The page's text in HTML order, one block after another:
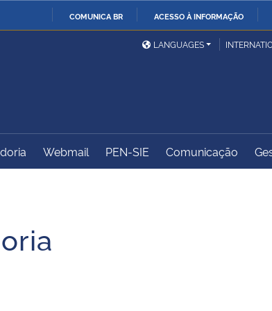
COMUNICA BR ACESSO À INFORMAÇÃO
da Defesa
Ministério das Relações
Exteriores
do
Controladoria-Geral da
Geral da União
LANGUAGES
Webmail PEN-SIE Comunicação